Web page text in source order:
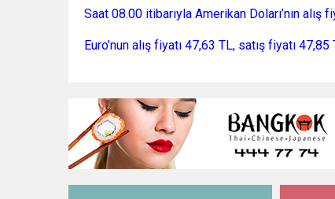
Saat 08.00 itibarıyla Amerikan Doları’nın alış
Euro’nun alış fiyatı 47,63 TL, satış fiyatı